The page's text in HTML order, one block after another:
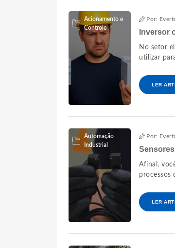
Acionamento e
Controle
Por:
Inversor
No setor
utilizar
LER
Automação
Industrial
Por:
Afinal,
processos
LER